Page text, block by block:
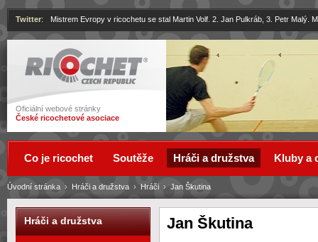
Ricochet
Oficiální webové stránky
České ricochetové asociace
Twitter: Mistrem Evropy v ricochetu se stal Martin Volf. 2. Jan Pulkráb, 3. Petr Malý.
Jan Škutina
Úvodní stránka › Hráči a družstva › Hráči › Jan Škutina
Co je ricochet Soutěže Hráči a družstva Kluby a
Hráči a družstva